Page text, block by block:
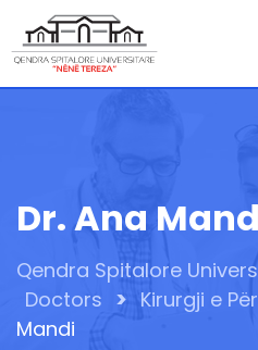
content
Dr. Ana
Qendra Spitalore
Doctors > Kirurgji e
Mandi